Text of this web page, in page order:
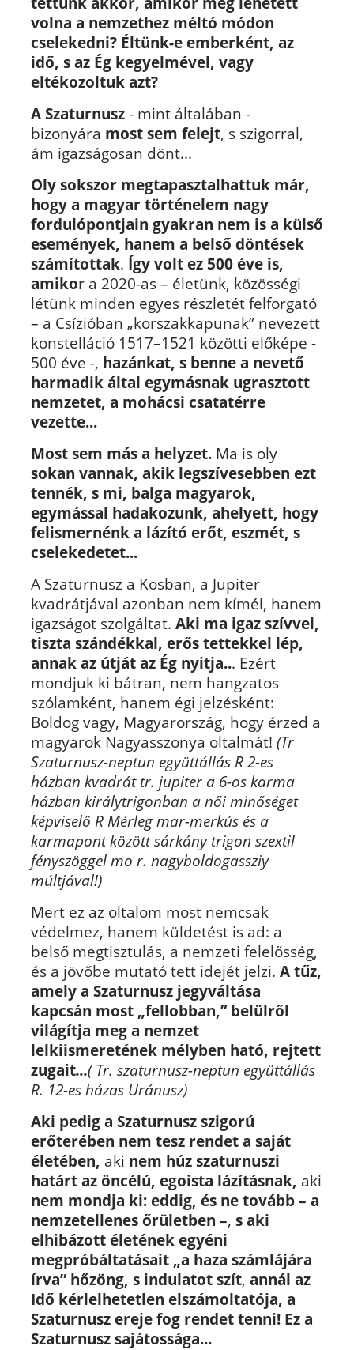
volna a nemzethez méltó módon
cselekedni? Éltünk-e emberként, az
idő, s az Ég kegyelmével, vagy
eltékozoltuk azt?
A Szaturnusz- mint általában -
bizonyára most sem felejt, s szigorral,
ám igazságosan dönt...
Oly sokszor megtapasztalhattuk már,
hogy a magyar történelem nagy
fordulópontjain gyakran nem is a külső
események, hanem a belső döntések
számítottak. Így volt ez 500 éve is,
amikor a 2020-as – életünk, közösségi
létünk minden egyes részletét felforgató
– a Csízióban „korszakkapunak” nevezett
konstelláció 1517–1521 közötti előképe -
500 éve -, hazánkat, s benne a nevető
harmadik által egymásnak ugrasztott
nemzetet, a mohácsi csatatérre
vezette...
Most sem más a helyzet.Ma is oly
sokan vannak, akik legszívesebben ezt
tennék, s mi, balga magyarok,
egymással hadakozunk, ahelyett, hogy
felismernénk a lázító erőt, eszmét, s
cselekedetet...
A Szaturnusz a Kosban, a Jupiter
kvadrátjával azonban nem kímél, hanem
igazságot szolgáltat. Aki ma igaz szívvel,
tiszta szándékkal, erős tettekkel lép,
annak az útját az Ég nyitja... Ezért
mondjuk ki bátran, nem hangzatos
szólamként, hanem égi jelzésként:
Boldog vagy, Magyarország, hogy érzed a
magyarok Nagyasszonya oltalmát! (Tr
Szaturnusz-neptun együttállás R 2-es
házban kvadrát tr. jupiter a 6-os karma
házban királytrigonban a női minőséget
képviselő R Mérleg mar-merkús és a
karmapont között sárkány trigon szextil
fényszöggel mo r. nagyboldogassziy
múltjával!)
Mert ez az oltalom most nemcsak
védelmez, hanem küldetést is ad: a
belső megtisztulás, a nemzeti felelősség,
és a jövőbe mutató tett idejét jelzi. A tűz,
amely a Szaturnusz jegyváltása
kapcsán most „fellobban,” belülről
világítja meg a nemzet
lelkiismeretének mélyben ható, rejtett
zugait...( Tr. szaturnusz-neptun együttállás
R. 12-es házas Uránusz)
Aki pedig a Szaturnusz szigorú
erőterében nem tesz rendet a saját
életében, aki nem húz szaturnuszi
határt az öncélú, egoista lázításnak, aki
nem mondja ki: eddig, és ne tovább – a
nemzetellenes őrületben –, s aki
elhibázott életének egyéni
megpróbáltatásait „a haza számlájára
írva” hőzöng, s indulatot szít, annál az
Idő kérlelhetetlen elszámoltatója, a
Szaturnusz ereje fog rendet tenni! Ez a
Szaturnusz sajátossága...